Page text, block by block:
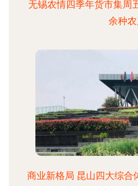
无锡农情四季年货市集周
余种
商业新格局 昆山四大综合